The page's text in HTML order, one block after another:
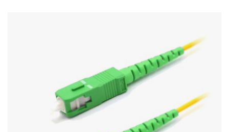
UPS Источники бесперебойного питания
Мышки и Клавиатуры